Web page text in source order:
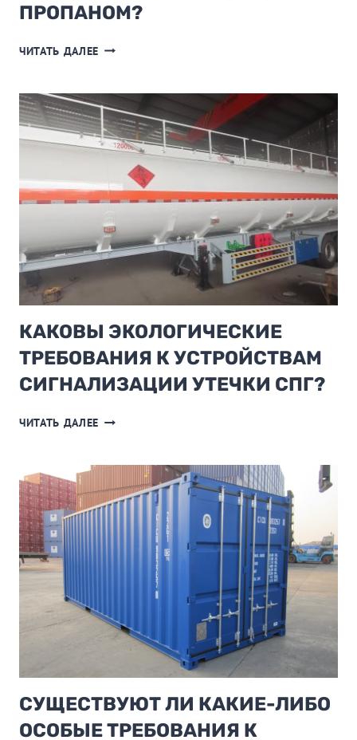
ПРОПАНОМ?
ЧИТАТЬ ДАЛЕЕ КАКОЙ
МОЖЕТ
ПЕРЕВОЗИТЬ
БАЛЛОН
С
ПРОПАНОМ?
КАКОВЫ ЭКОЛОГИЧЕСКИЕ
ТРЕБОВАНИЯ К УСТРОЙСТВАМ
СИГНАЛИЗАЦИИ УТЕЧКИ СПГ?
ЧИТАТЬ ДАЛЕЕ КАКОВЫ
К
УСТРОЙСТВАМ
СИГНАЛИЗАЦИИ
СПГ?
СУЩЕСТВУЮТ ЛИ КАКИЕ-ЛИБО
ОСОБЫЕ ТРЕБОВАНИЯ К